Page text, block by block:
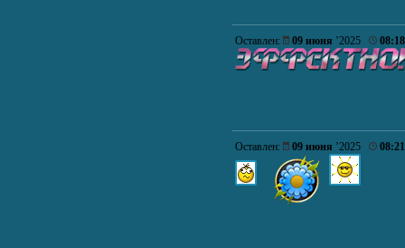
Оставлен: 09 июня ’2025 08:18
Оставлен: 09 июня ’2025 08:21